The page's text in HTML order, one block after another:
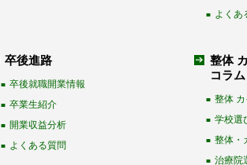
■ よくあ
卒後進路
■ 卒後就職開業情報
■ 卒業生紹介
■ 開業収益分析
■ よくある質問
整体
コラム
■ 整体
■ 学校選
■ 整体・
■ 治療院